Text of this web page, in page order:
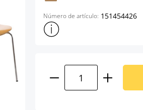
Número de artículo: 151454426
Mostrar más información
Cantidad del